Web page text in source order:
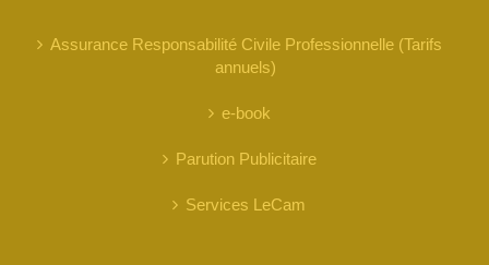
Assurance Responsabilité Civile Professionnelle (Tarifs
annuels)
e-book
Parution Publicitaire
Services LeCam